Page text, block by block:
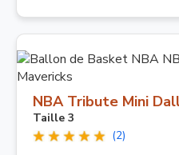
NBA Tribute Mini
Taille 3
(2)